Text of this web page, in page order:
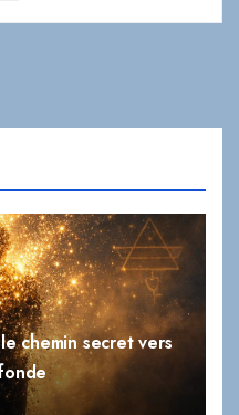
chemin secret vers